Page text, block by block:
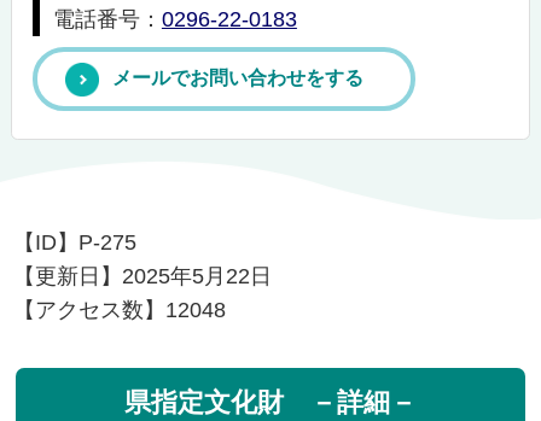
電話番号： 0296-22-0183
メールでお問い合わせをする
【ID】 P-275
【更新日】 2025年5月22日
【アクセス数】 12048
県指定文化財 －詳細－